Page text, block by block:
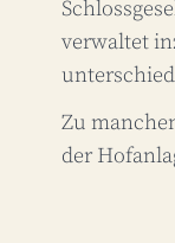
verwaltet
Zu
der